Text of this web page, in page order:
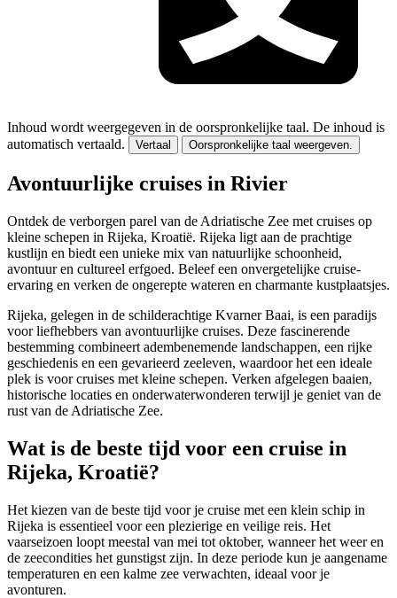
Inhoud wordt weergegeven in de oorspronkelijke taal. De inhoud is
automatisch vertaald.
Vertaal Oorspronkelijke taal weergeven.
Avontuurlijke cruises in Rivier
Ontdek de verborgen parel van de Adriatische Zee met cruises op
kleine schepen in Rijeka, Kroatië. Rijeka ligt aan de prachtige
kustlijn en biedt een unieke mix van natuurlijke schoonheid,
avontuur en cultureel erfgoed. Beleef een onvergetelijke cruise-
ervaring en verken de ongerepte wateren en charmante kustplaatsjes.
Rijeka, gelegen in de schilderachtige Kvarner Baai, is een paradijs
voor liefhebbers van avontuurlijke cruises. Deze fascinerende
bestemming combineert adembenemende landschappen, een rijke
geschiedenis en een gevarieerd zeeleven, waardoor het een ideale
plek is voor cruises met kleine schepen. Verken afgelegen baaien,
historische locaties en onderwaterwonderen terwijl je geniet van de
rust van de Adriatische Zee.
Wat is de beste tijd voor een cruise in
Rijeka, Kroatië?
Het kiezen van de beste tijd voor je cruise met een klein schip in
Rijeka is essentieel voor een plezierige en veilige reis. Het
vaarseizoen loopt meestal van mei tot oktober, wanneer het weer en
de zeecondities het gunstigst zijn. In deze periode kun je aangename
temperaturen en een kalme zee verwachten, ideaal voor je
avonturen.